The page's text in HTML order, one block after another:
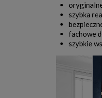
szybka
fachowe
szybkie